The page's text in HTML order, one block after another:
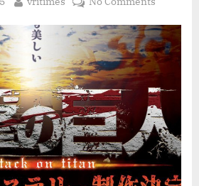
on
Titan:
Murder
Resmi
Digarap
Studio
Ozon,
Siap
Sapa